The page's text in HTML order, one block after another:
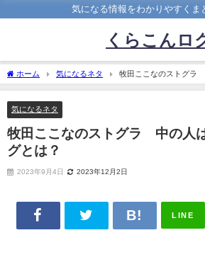
気になる情報をわかりやすくま
くらこんロ
ホーム 気になるネタ
牧田ここなのストグラ
は？
気になるネタ
牧田ここなのストグラ 中の人
グとは？
2023年9月4日 2023年12月2日
LINE